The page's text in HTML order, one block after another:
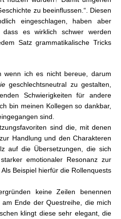
zu beeinflussen.“. Diesen
eingeschlagen, haben aber
dass es wirklich schwer werden
Satz grammatikalische Tricks
wenn ich es nicht bereue, darum
geschlechtsneutral zu gestalten,
Schwierigkeiten für andere
bin meinen Kollegen so dankbar,
sind.
sind die, mit denen
Handlung und den Charakteren
auf die Übersetzungen, die sich
emotionaler Resonanz zur
Beispiel hierfür die Rollenquests
keine Zeilen benennen
Ende der Questreihe, die mich
klingt diese sehr elegant, die